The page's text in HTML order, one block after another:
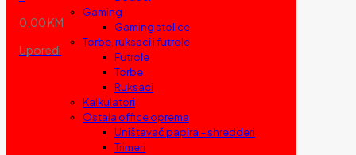
0,00 KM
Uporedi
Gaming
Gaming stolice
Torbe, ruksaci i futrole
Futrole
Torbe
Ruksaci
Kalkulatori
Ostala office oprema
Uništavač papira – shredderi
Trimeri